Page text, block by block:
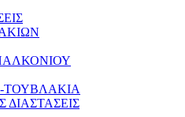
ΤΟΥΒΛΑΚΙΑ
ΔΙΑΣΤΑΣΕΙΣ